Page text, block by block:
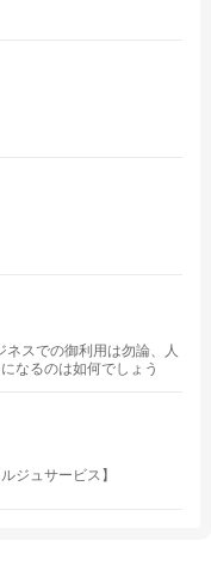
スでの御利用は勿論、人
なるのは如何でしょう
ジュサービス】